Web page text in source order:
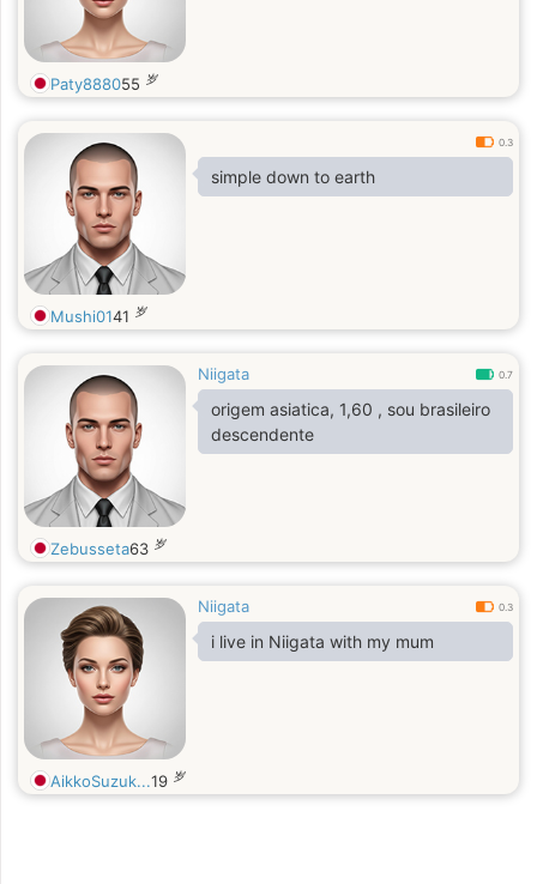
Paty888055 岁
0.3
simple down to earth
Mushi0141 岁
Niigata 0.7
origem asiatica, 1,60 , sou brasileiro
descendente
Zebusseta63 岁
Niigata 0.3
i live in Niigata with my mum
AikkoSuzuk...19 岁